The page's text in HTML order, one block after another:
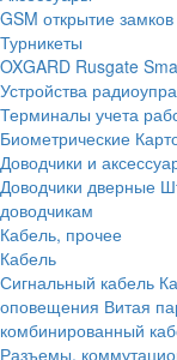
GSM открытие
Турникеты
OXGARD Rusgate
Устройства
Терминалы учета
Биометрические
Доводчики и
Доводчики дверные
доводчикам
Кабель, прочее
Кабель
Сигнальный кабель
оповещения Витая
комбинированный
Разъемы,